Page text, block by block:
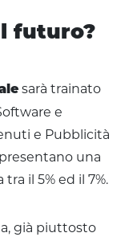
futuro?
sarà trainato
e
e Pubblicità
una
il 5% ed il 7%.
già piuttosto